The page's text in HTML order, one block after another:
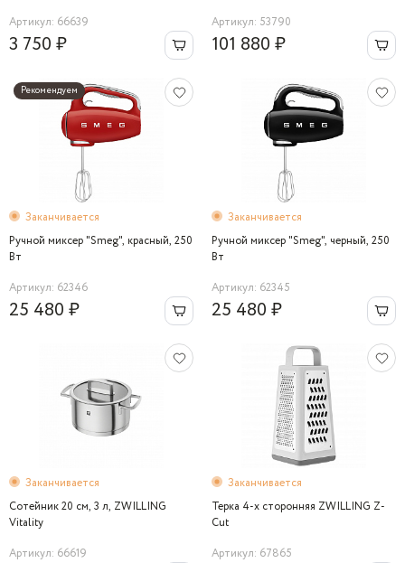
Артикул: 66639
3 750 ₽
Артикул: 53790
101 880 ₽
Рекомендуем
Заканчивается
Ручной миксер "Smeg", красный, 250
Вт
Артикул: 62346
25 480 ₽
Заканчивается
Ручной миксер "Smeg", черный, 250
Вт
Артикул: 62345
25 480 ₽
Заканчивается
Сотейник 20 см, 3 л, ZWILLING
Vitality
Артикул: 66619
Заканчивается
Терка 4-х сторонняя ZWILLING Z-
Cut
Артикул: 67865